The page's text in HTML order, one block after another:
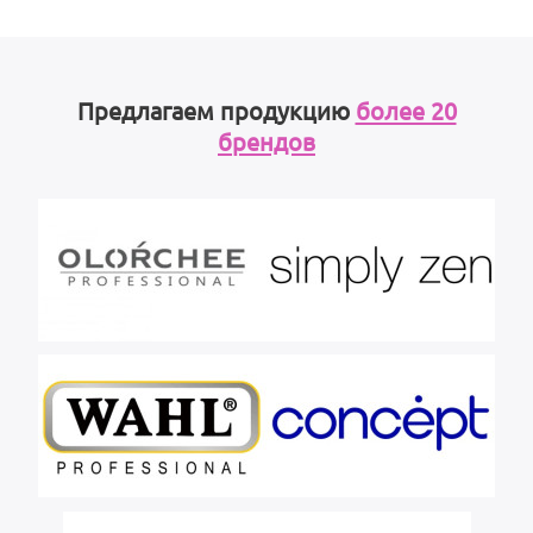
Предлагаем продукцию более 20
брендов